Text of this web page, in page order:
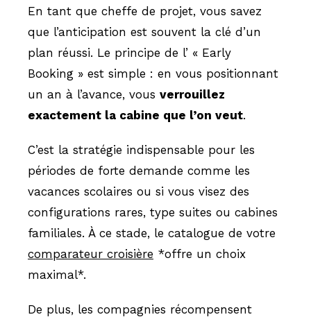
En tant que cheffe de projet, vous savez
que l’anticipation est souvent la clé d’un
plan réussi. Le principe de l’ « Early
Booking » est simple : en vous positionnant
un an à l’avance, vous verrouillez
exactement la cabine que l’on veut.
C’est la stratégie indispensable pour les
périodes de forte demande comme les
vacances scolaires ou si vous visez des
configurations rares, type suites ou cabines
familiales. À ce stade, le catalogue de votre
comparateur croisière *offre un choix
maximal*.
De plus, les compagnies récompensent